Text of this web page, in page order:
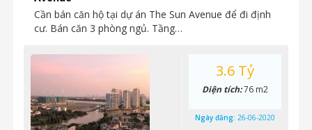
Cần bán căn hộ tại dự án The Sun Avenue để đi định
cư. Bán căn 3 phòng ngủ. Tầng…
3.6 Tỷ
Diện tích:76 m2
Ngày đăng: 26-06-2020